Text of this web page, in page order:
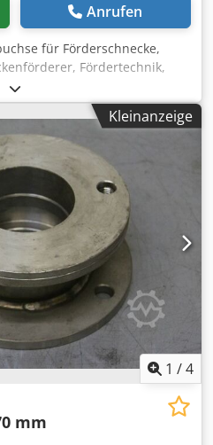
Anrufen
für Förderschnecke,
Fördertechnik,
Kühlschnecke,
Heizrohrschnecke,
für Ø 40 mm Welle
Buchse für Hochdruck
Dok -Anzahl: 1x Stopfbuchsen
Abmessungen: 160/160/H103
Kleinanzeige
1 /4
mm